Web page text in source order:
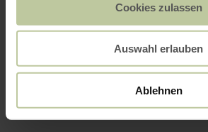
Cookies zulassen
Auswahl erlauben
Ablehnen